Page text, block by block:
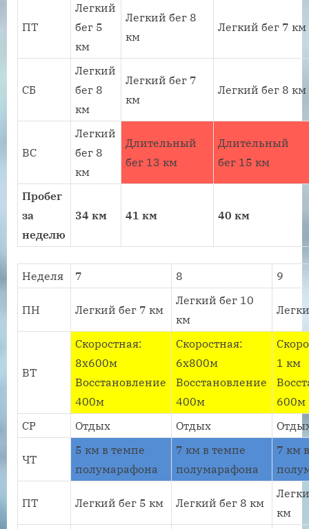
ПТ
Легкий
бег 5
км
Легкий бег 8
км
Легкий бег 7 км
СБ
Легкий
бег 8
км
Легкий бег 7
км
Легкий бег 8 км
ВС
Легкий
бег 8
км
Длительный
бег 13 км
Длительный
бег 15 км
Пробег
за
неделю
34 км 41 км 40 км
Неделя 7 8 9
ПН Легкий бег 7 км
Легкий бег 10
км
ВТ
Скоростная:
8х600м
Восстановление
400м
Скоростная:
6х800м
Восстановление
400м
1 км
600м
СР
Отдых Отдых
ЧТ
5 км в темпе
полумарафона
7 км в темпе
полумарафона
7 км
ПТ Легкий бег 5 км Легкий бег 8 км
км